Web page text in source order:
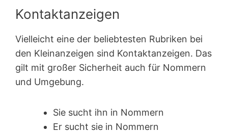
Kontaktanzeigen
Vielleicht eine der beliebtesten Rubriken bei
den Kleinanzeigen sind Kontakt­anzeigen. Das
gilt mit großer Sicherheit auch für Nommern
und Umgebung.
Sie sucht ihn in Nommern
Er sucht sie in Nommern